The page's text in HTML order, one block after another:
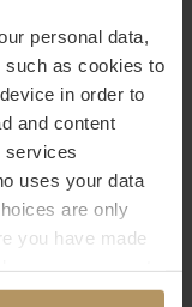
personal data,
such as cookies to
in order to
and content
services
uses your data
are only
you have made
by clicking on
GREER -